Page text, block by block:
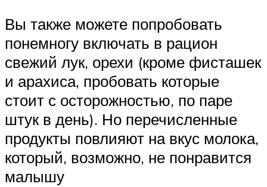
Вы также можете попробовать
понемногу включать в рацион
свежий лук, орехи (кроме фисташек
и арахиса, пробовать которые
стоит с осторожностью, по паре
штук в день). Но перечисленные
продукты повлияют на вкус молока,
который, возможно, не понравится
малышу